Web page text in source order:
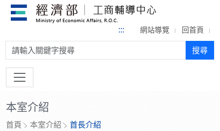
::: 網站導覽 回首頁
搜尋: 搜尋
本室介紹
首頁 本室介紹 首長介紹